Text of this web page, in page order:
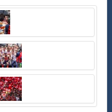
Rennen 2019 in Spanien auf